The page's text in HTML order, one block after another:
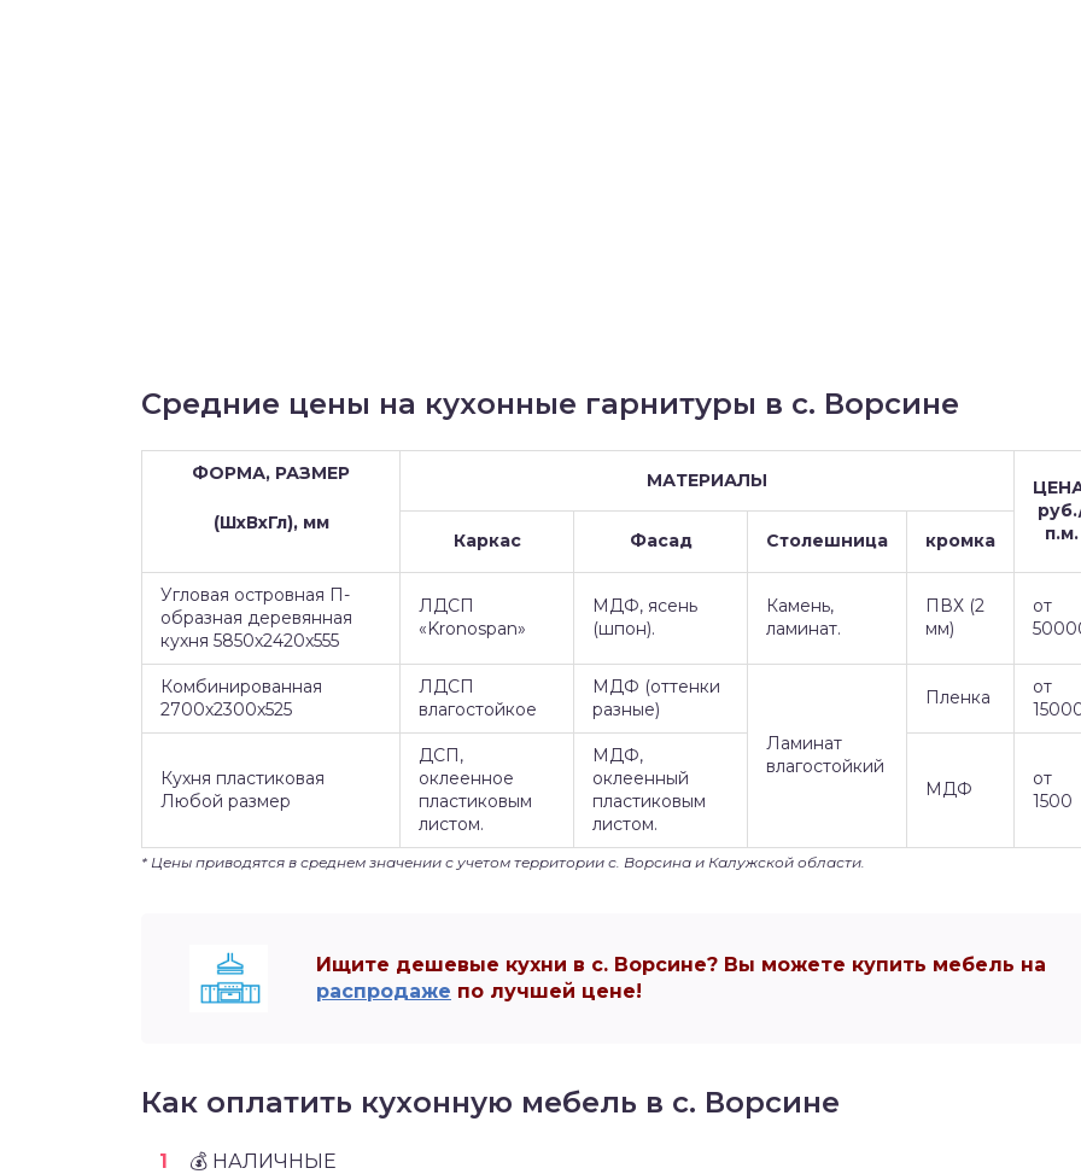
Средние цены на кухонные гарнитуры в с. Ворсине
ФОРМА, РАЗМЕР
(ШхВхГл), мм
МАТЕРИАЛЫ
п.м.
Каркас Фасад Столешница кромка
Угловая островная П-
образная деревянная
кухня 5850х2420х555
ЛДСП
«Kronospan»
МДФ, ясень
(шпон).
Камень,
ламинат.
ПВХ (2
мм)
от
Комбинированная
2700х2300х525
ЛДСП
влагостойкое
МДФ (оттенки
разные)
Ламинат
влагостойкий
Пленка
от
Кухня пластиковая
Любой размер
ДСП,
оклеенное
пластиковым
листом.
МДФ,
оклеенный
пластиковым
листом.
МДФ
от
1500
* Цены приводятся в среднем значении с учетом территории с. Ворсина и Калужской области.
Ищите дешевые кухни в с. Ворсине? Вы можете купить мебель на
распродаже по лучшей цене!
Как оплатить кухонную мебель в с. Ворсине
💰 НАЛИЧНЫЕ